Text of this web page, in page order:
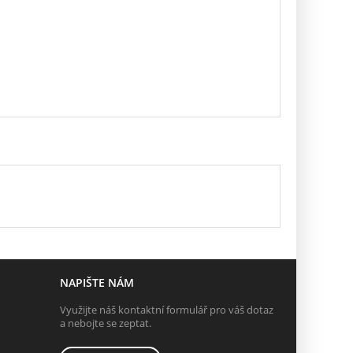
NAPIŠTE NÁM
Využijte náš kontaktní formulář pro váš dotaz
a nebojte se zeptat.